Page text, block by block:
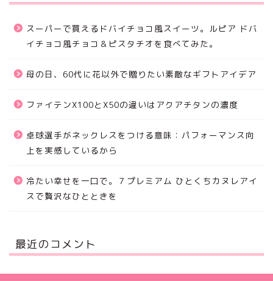
スーパーで買えるドバイチョコ風スイーツ。ルピア ドバ
イチョコ風チョコ＆ピスタチオを食べてみた。
母の日、60代に花以外で贈りたい素敵なギフトアイデア
ファイテンX100とX50の違いはアクアチタンの濃度
卓球選手がネックレスをつける意味：パフォーマンス向
上を実感しているから
冷たい幸せを一口で。７プレミアム ひとくちカヌレアイ
スで贅沢なひとときを
最近のコメント